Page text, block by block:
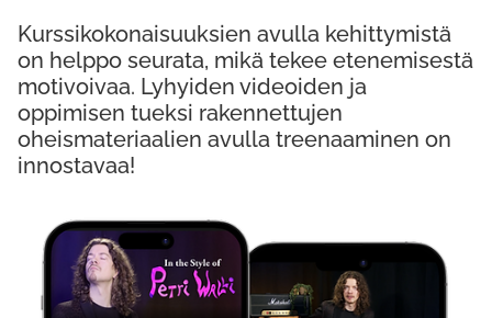
Kurssikokonaisuuksien avulla kehittymistä
on helppo seurata, mikä tekee etenemisestä
motivoivaa. Lyhyiden videoiden ja
oppimisen tueksi rakennettujen
oheismateriaalien avulla treenaaminen on
innostavaa!